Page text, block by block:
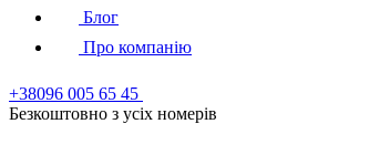
Блог
Про компанію
+38096 005 65 45
Безкоштовно з усiх номерiв